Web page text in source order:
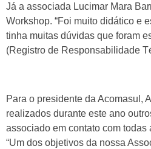
Já a associada Lucimar Mara
Workshop. “Foi muito didático e
tinha muitas dúvidas que foram
(Registro de Responsabilidade
Para o presidente da Acomasul,
realizados durante este ano
associado em contato com todas
“Um dos objetivos da nossa